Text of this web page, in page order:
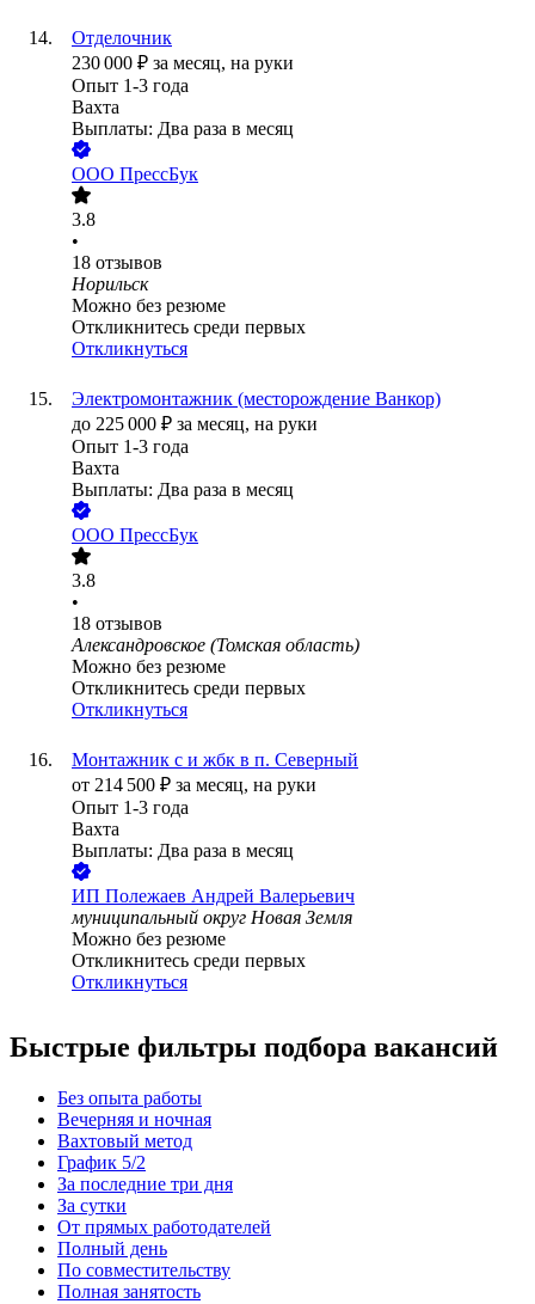
Отделочник
230 000 ₽ за месяц, на руки
Опыт 1-3 года
Вахта
Выплаты: Два раза в месяц
ООО ПрессБук
3.8
•
18 отзывов
Норильск
Можно без резюме
Откликнитесь среди первых
Откликнуться
Электромонтажник (месторождение Ванкор)
до 225 000 ₽ за месяц, на руки
Опыт 1-3 года
Вахта
Выплаты: Два раза в месяц
ООО ПрессБук
3.8
•
18 отзывов
Александровское (Томская область)
Можно без резюме
Откликнитесь среди первых
Откликнуться
Монтажник с и жбк в п. Северный
от 214 500 ₽ за месяц, на руки
Опыт 1-3 года
Вахта
Выплаты: Два раза в месяц
ИП Полежаев Андрей Валерьевич
муниципальный округ Новая Земля
Можно без резюме
Откликнитесь среди первых
Откликнуться
Быстрые фильтры подбора вакансий
Без опыта работы
Вечерняя и ночная
Вахтовый метод
График 5/2
За последние три дня
За сутки
От прямых работодателей
Полный день
По совместительству
Полная занятость